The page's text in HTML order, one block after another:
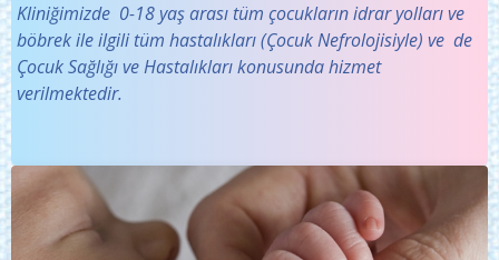
Kliniğimizde 0-18 yaş arası tüm çocukların idrar yolları ve
böbrek ile ilgili tüm hastalıkları (Çocuk Nefrolojisiyle) ve de
Çocuk Sağlığı ve Hastalıkları konusunda hizmet
verilmektedir.